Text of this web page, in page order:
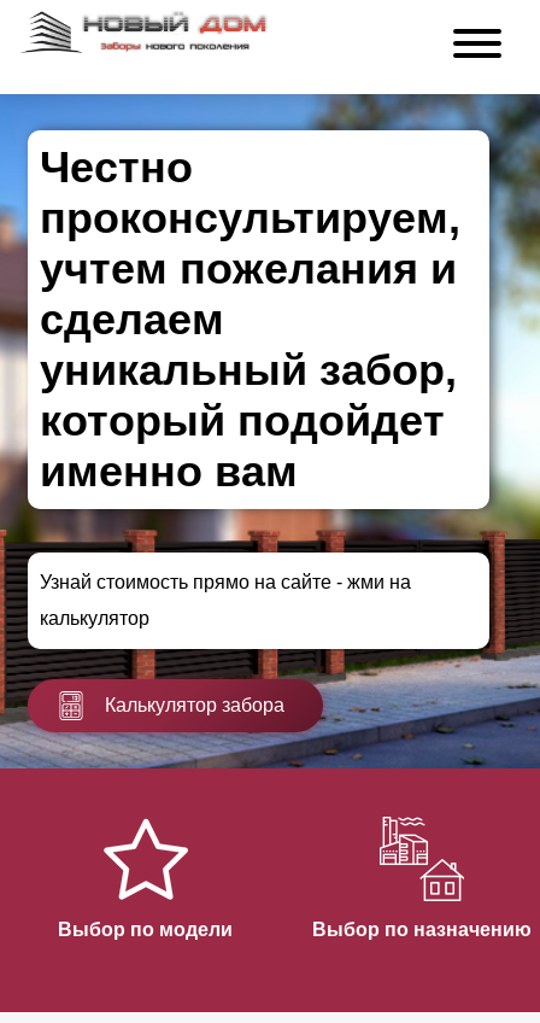
Честно
проконсультируем,
учтем пожелания и
сделаем
уникальный забор,
который подойдет
именно вам
Узнай стоимость прямо на сайте - жми на
калькулятор
Калькулятор забора
Выбор по модели Выбор по назначению